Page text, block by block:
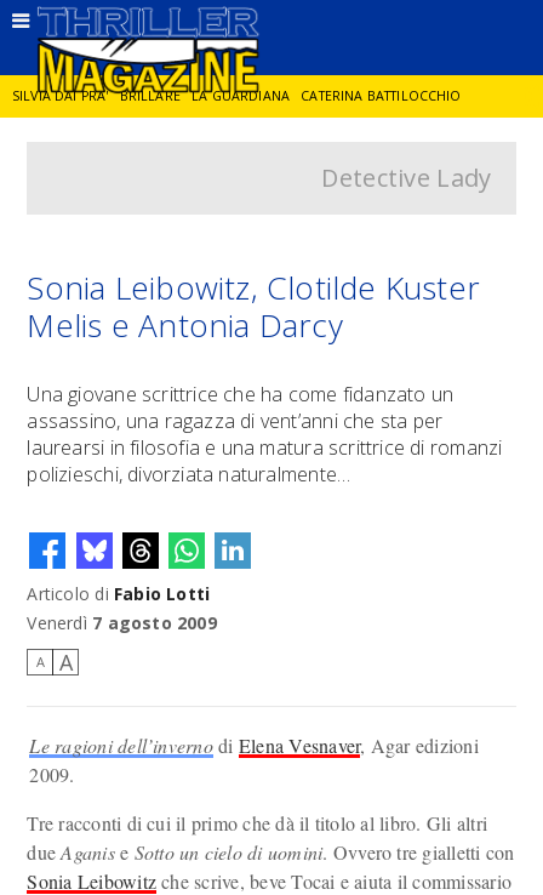
SILVIA DAI PRA' BRILLARE LA GUARDIANA CATERINA BATTILOCCHIO
GIANCARLO DE CATALDO
Detective Lady
Sonia Leibowitz, Clotilde Kuster
Melis e Antonia Darcy
Una giovane scrittrice che ha come fidanzato un
assassino, una ragazza di vent’anni che sta per
laurearsi in filosofia e una matura scrittrice di romanzi
polizieschi, divorziata naturalmente…
Articolo di Fabio Lotti
Venerdì 7 agosto 2009
A A
Le ragioni dell’invernodi Elena Vesnaver, Agar edizioni
2009.
Tre racconti di cui il primo che dà il titolo al libro. Gli altri
dueAganise Sotto un cielo di uomini. Ovvero tre gialletti con
Sonia Leibowitzche scrive, beve Tocai e aiuta il commissario